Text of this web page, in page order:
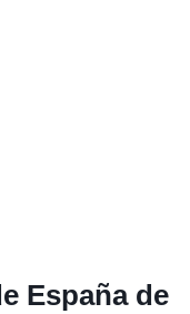
España de